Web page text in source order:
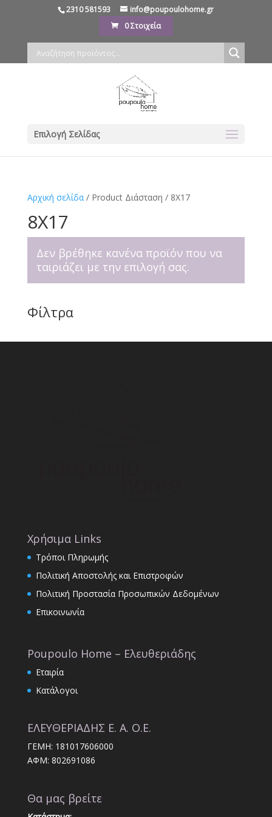
2310 581593
info@poupoulohome.gr
0 Στοιχεία
Επιλογή Σελίδας
Αρχική σελίδα/ Product Διάσταση / 8Χ17
8Χ17
Δεν βρέθηκε κανένα προϊόν που να
ταιριάζει με την επιλογή σας.
Φίλτρα
Χρήσιμα Links
Τρόποι Πληρωμής
Πολιτική Αποστολής και Επιστροφών
Πολιτική Προστασία Προσωπικών Δεδομένων
Επικοινωνία
Poupoulo Home – Ελευθεριάδης
Εταιρία
Κατάλογοι
ΕΛΕΥΘΕΡΙΑΔΗΣ Ε. Α. Ο.Ε.
ΓΕΜΗ: 181017606000
ΑΦΜ: 802691086
Θα μας βρείτε